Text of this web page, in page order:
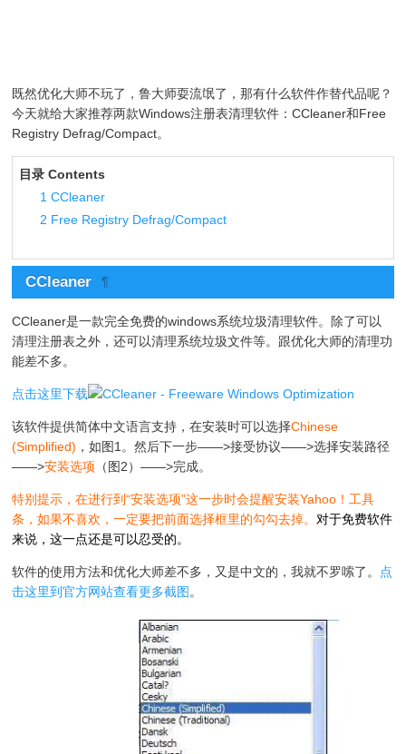
既然优化大师不玩了，鲁大师耍流氓了，那有什么软件作替代品呢？
今天就给大家推荐两款Windows注册表清理软件：CCleaner和Free
Registry Defrag/Compact。
目录 Contents
1 CCleaner
2 Free Registry Defrag/Compact
CCleaner ¶
CCleaner是一款完全免费的windows系统垃圾清理软件。除了可以
清理注册表之外，还可以清理系统垃圾文件等。跟优化大师的清理功
能差不多。
点击这里下载
该软件提供简体中文语言支持，在安装时可以选择Chinese
(Simplified) ，如图1。然后下一步——>接受协议——>选择安装路径
——>安装选项 （图2）——>完成。
特别提示，在进行到“安装选项”这一步时会提醒安装Yahoo！工具
条，如果不喜欢，一定要把前面选择框里的勾勾去掉。 对于免费软件
来说，这一点还是可以忍受的。
软件的使用方法和优化大师差不多，又是中文的，我就不罗嗦了。 点
击这里到官方网站查看更多截图 。